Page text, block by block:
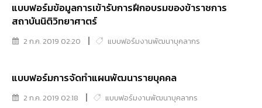
แบบฟอร์มข้อมูลการเข้ารับการฝึกอบรมของข้าราชการ
สถาบันนิติวิทยาศาตร์
2 ก.ค. 2019 02:20 แบบฟอร์มงานพัฒนาบุคลากร
แบบฟอร์มการจัดทำแผนพัฒนารายบุคคล
2 ก.ค. 2019 02:18 แบบฟอร์มงานพัฒนาบุคลากร